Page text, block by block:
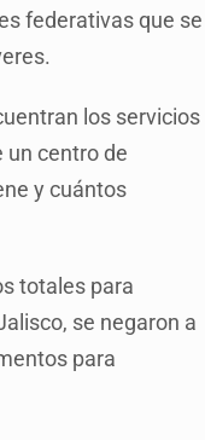
federativas que se
los servicios
un centro de
y cuántos
totales para
se negaron a
para